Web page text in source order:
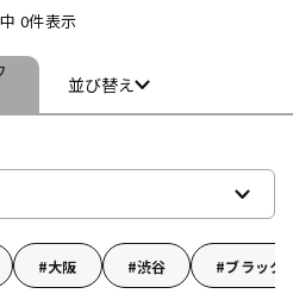
パーカッション
その他楽器
0件表示
並び替え
大阪 渋谷 ブラック